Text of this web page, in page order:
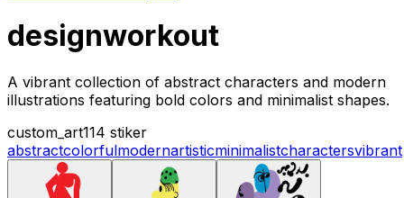
designworkout
A vibrant collection of abstract characters and modern
illustrations featuring bold colors and minimalist shapes.
custom_art114 stiker
abstractcolorfulmodernartisticminimalistcharactersvibrant